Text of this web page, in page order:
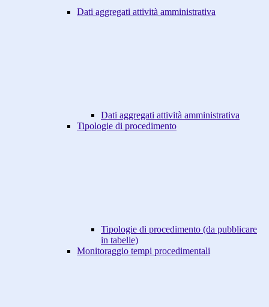
Dati aggregati attività amministrativa
Dati aggregati attività amministrativa
Tipologie di procedimento
Tipologie di procedimento (da pubblicare
in tabelle)
Monitoraggio tempi procedimentali